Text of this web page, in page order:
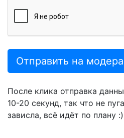
Отправить на
После клика отправка
10-20 секунд, так что не
зависла, всё идёт по плану :)